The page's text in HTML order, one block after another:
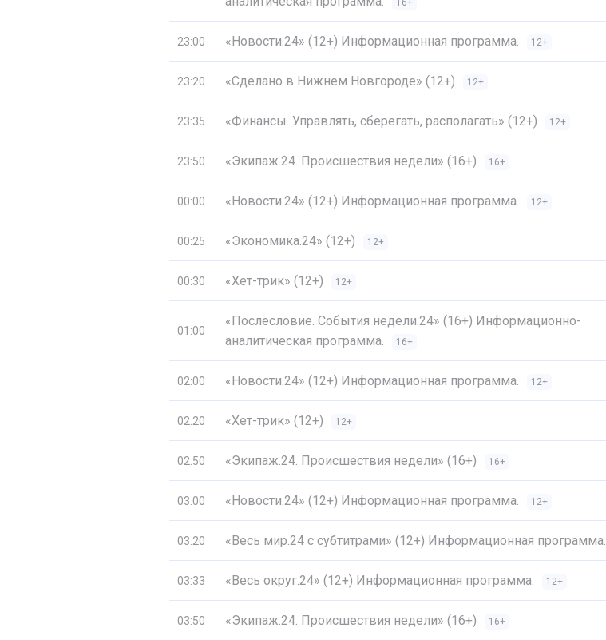
16+
23:00 «Новости.24» (12+) Информационная программа. 12+
23:20 «Сделано в Нижнем Новгороде» (12+) 12+
23:35 «Финансы. Управлять, сберегать, располагать» (12+) 12+
23:50 «Экипаж.24. Происшествия недели» (16+) 16+
00:00 «Новости.24» (12+) Информационная программа. 12+
00:25 «Экономика.24» (12+) 12+
00:30 «Хет-трик» (12+) 12+
01:00
«Послесловие. События недели.24» (16+) Информационно-
аналитическая программа.
16+
02:00 «Новости.24» (12+) Информационная программа. 12+
02:20 «Хет-трик» (12+) 12+
02:50 «Экипаж.24. Происшествия недели» (16+) 16+
03:00 «Новости.24» (12+) Информационная программа. 12+
03:20 «Весь мир.24 с субтитрами» (12+) Информационная программа.
03:33 «Весь округ.24» (12+) Информационная программа. 12+
03:50 «Экипаж.24. Происшествия недели» (16+) 16+